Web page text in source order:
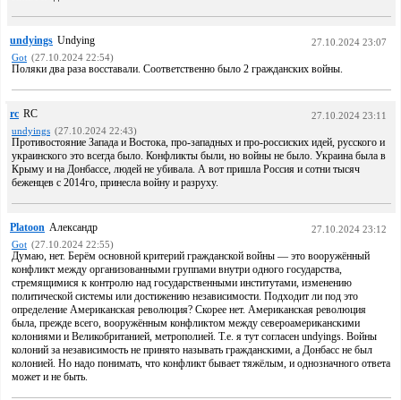
undyings Undying
27.10.2024 23:07
Got (27.10.2024 22:54)
Поляки два раза восставали. Соответственно было 2 гражданских войны.
rc RC
27.10.2024 23:11
undyings (27.10.2024 22:43)
Противостояние Запада и Востока, про-западных и про-россиских идей, русского и
украинского это всегда было. Конфликты были, но войны не было. Украина была в
Крыму и на Донбассе, людей не убивала. А вот пришла Россия и сотни тысяч
беженцев с 2014го, принесла войну и разруху.
Platoon Александр
27.10.2024 23:12
Got (27.10.2024 22:55)
Думаю, нет. Берём основной критерий гражданской войны — это вооружённый
конфликт между организованными группами внутри одного государства,
стремящимися к контролю над государственными институтами, изменению
политической системы или достижению независимости. Подходит ли под это
определение Американская революция? Скорее нет. Американская революция
была, прежде всего, вооружённым конфликтом между североамериканскими
колониями и Великобританией, метрополией. Т.е. я тут согласен undyings. Войны
колоний за независимость не принято называть гражданскими, а Донбасс не был
колонией. Но надо понимать, что конфликт бывает тяжёлым, и однозначного ответа
может и не быть.